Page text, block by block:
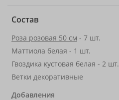
Состав
Роза розовая 50 см - 7 шт.
Маттиола белая - 1 шт.
Гвоздика кустовая белая - 2 шт.
Ветки декоративные
Добавления